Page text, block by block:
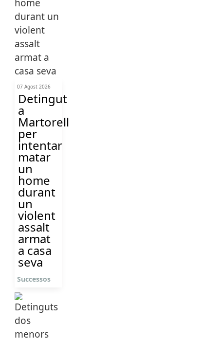
07 Agost 2026
Detingut
a
Martorell
per
intentar
matar
un
home
durant
un
violent
assalt
armat
a casa
seva
Successos